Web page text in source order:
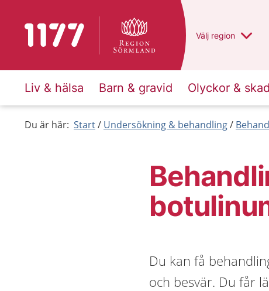
Till startsidan för 1177 Du har valt region
Välj en annan
region
Liv & hälsa Barn & gravid Olyckor &
Du är här: Start Undersökning & behandling
Du kan få
och besvär. Du får